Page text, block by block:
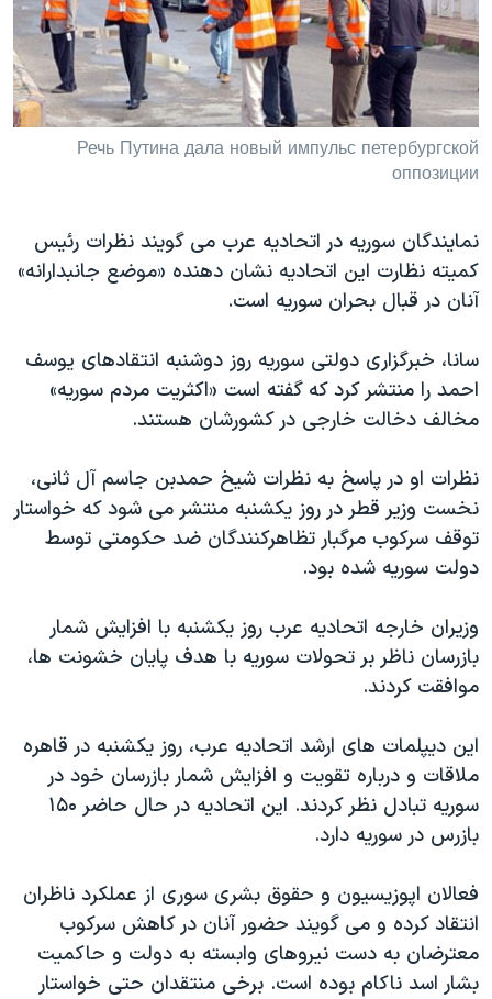
فرهنگ و زندگی
حقوق شهروندی
اقتصادی
علم و فناوری
اسرائیل در جنگ
آرشیو پخش زنده
مستندها
انتخابات ریاست جمهوری آمریکا ۲۰۲۴
حمله جمهوری اسلامی به اسرائیل
رمز مهسا
ورزش زنان در ایران
مجموعه مستندهای دادخواهی
تریبونال مردمی آبان ۹۸
چهل سال گروگان‌گیری
قانون شفافیت دارائی کادر رهبری ایران
اسرائیل در جنگ
نرگس محمدی برنده جایزه نوبل صلح
همایش محافظه‌کاران آمریکا «سی‌پک»
سفر پرزیدنت ترامپ به چین
دنبال کنید
زبانهای مختلف
Речь Путина дала новый импульс петербургской
оппозиции
نمایندگان سوریه در اتحادیه عرب می گویند نظرات رئیس
کمیته نظارت این اتحادیه نشان دهنده «موضع جانبدارانه»
آنان در قبال بحران سوریه است.
سانا، خبرگزاری دولتی سوریه روز دوشنبه انتقادهای یوسف
احمد را منتشر کرد که گفته است «اکثریت مردم سوریه»
مخالف دخالت خارجی در کشورشان هستند.
نظرات او در پاسخ به نظرات شیخ حمدبن جاسم آل ثانی،
نخست وزیر قطر در روز یکشنبه منتشر می شود که خواستار
توقف سرکوب مرگبار تظاهرکنندگان ضد حکومتی توسط
دولت سوریه شده بود.
وزیران خارجه اتحادیه عرب روز یکشنبه با افزایش شمار
بازرسان ناظر بر تحولات سوریه با هدف پایان خشونت ها،
موافقت کردند.
این دیپلمات های ارشد اتحادیه عرب، روز یکشنبه در قاهره
ملاقات و درباره تقویت و افزایش شمار بازرسان خود در
سوریه تبادل نظر کردند. این اتحادیه در حال حاضر ۱۵۰
بازرس در سوریه دارد.
فعالان اپوزیسیون و حقوق بشری سوری از عملکرد ناظران
انتقاد کرده و می گویند حضور آنان در کاهش سرکوب
معترضان به دست نیروهای وابسته به دولت و حاکمیت
بشار اسد ناکام بوده است. برخی منتقدان حتی خواستار